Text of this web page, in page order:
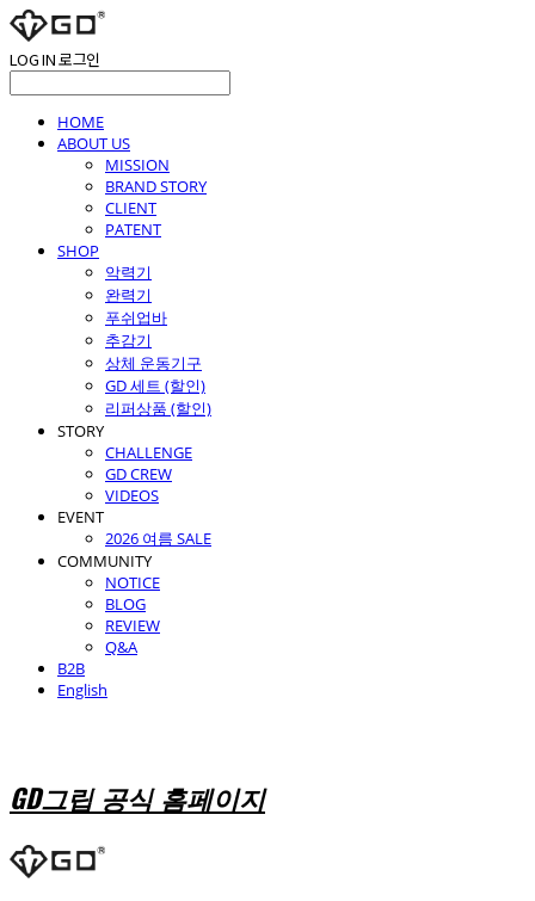
LOG IN로그인
HOME
ABOUT US
MISSION
BRAND STORY
CLIENT
PATENT
SHOP
악력기
완력기
푸쉬업바
추감기
상체 운동기구
GD 세트 (할인)
리퍼상품 (할인)
STORY
CHALLENGE
GD CREW
VIDEOS
EVENT
2026 여름 SALE
COMMUNITY
NOTICE
BLOG
REVIEW
Q&A
B2B
English
GD그립 공식 홈페이지